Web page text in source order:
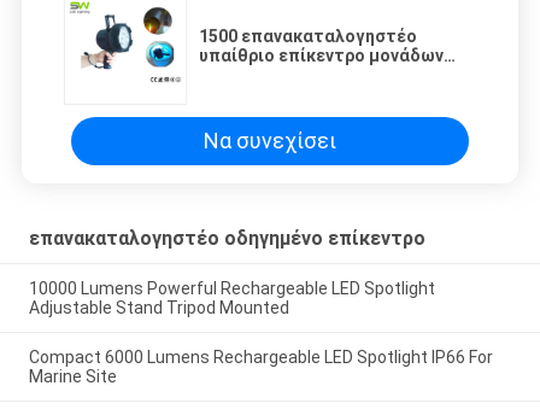
1500 επανακαταλογηστέο
υπαίθριο επίκεντρο μονάδων
Να συνεχίσει
επανακαταλογηστέο οδηγημένο επίκεντρο
10000 Lumens Powerful Rechargeable LED Spotlight
Adjustable Stand Tripod Mounted
Compact 6000 Lumens Rechargeable LED Spotlight IP66 For
Marine Site